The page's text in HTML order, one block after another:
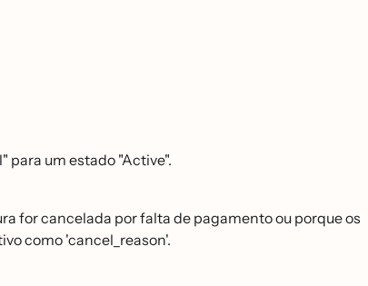
para um estado "Active".
for cancelada por falta de pagamento ou porque os
como 'cancel_reason'.